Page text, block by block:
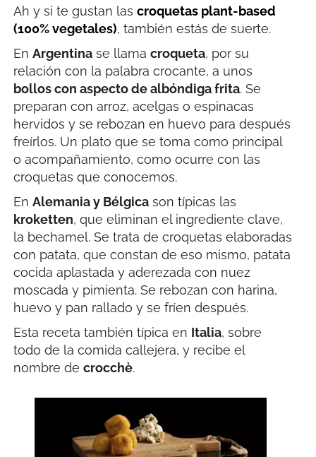
Ah y si te gustan lascroquetas plant-based
(100% vegetales), también estás de suerte.
EnArgentina se llamacroqueta, por su
relación con la palabra crocante, a unos
bollos con aspecto de albóndiga frita. Se
preparan con arroz, acelgas o espinacas
hervidos y se rebozan en huevo para después
freírlos. Un plato que se toma como principal
o acompañamiento, como ocurre con las
croquetas que conocemos.
EnAlemania y Bélgica son típicas las
kroketten, que eliminan el ingrediente clave,
la bechamel. Se trata de croquetas elaboradas
con patata, que constan de eso mismo, patata
cocida aplastada y aderezada con nuez
moscada y pimienta. Se rebozan con harina,
huevo y pan rallado y se fríen después.
Esta receta también típica en Italia, sobre
todo de la comida callejera, y recibe el
nombre decrocchè.